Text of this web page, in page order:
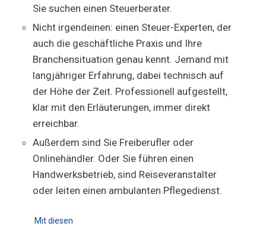
Sie suchen einen Steuerberater.
Nicht irgendeinen: einen Steuer-Experten, der
auch die geschäftliche Praxis und Ihre
Branchensituation genau kennt. Jemand mit
langjähriger Erfahrung, dabei technisch auf
der Höhe der Zeit. Professionell aufgestellt,
klar mit den Erläuterungen, immer direkt
erreichbar.
Außerdem sind Sie Freiberufler oder
Onlinehändler. Oder Sie führen einen
Handwerksbetrieb, sind Reiseveranstalter
oder leiten einen ambulanten Pflegedienst.
Mit diesen